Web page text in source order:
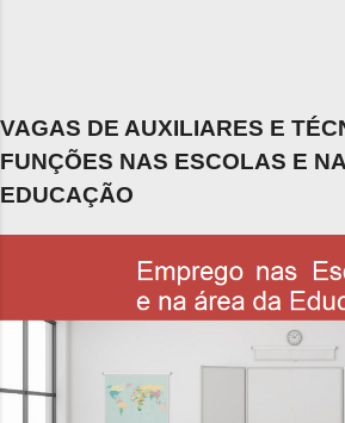
VAGAS DE AUXILIARES E
FUNÇÕES NAS ESCOLAS E
EDUCAÇÃO